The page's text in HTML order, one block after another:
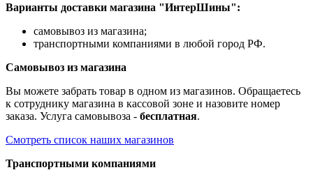
Варианты доставки магазина "ИнтерШины":
самовывоз из магазина;
транспортными компаниями в любой город РФ.
Самовывоз из магазина
Вы можете забрать товар в одном из магазинов. Обращаетесь
к сотруднику магазина в кассовой зоне и назовите номер
заказа. Услуга самовывоза - бесплатная.
Смотреть список наших магазинов
Транспортными компаниями